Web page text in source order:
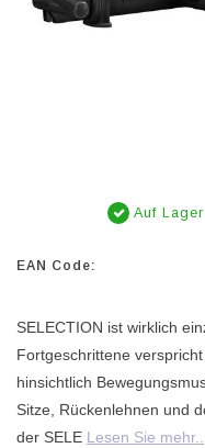
Auf
EAN Code:
SELECTION ist wirklich
Fortgeschrittene
hinsichtlich
Sitze, Rückenlehnen und
der SELE Lesen Sie mehr..